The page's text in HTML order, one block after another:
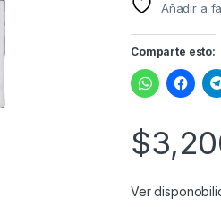
Añadir a
Comparte esto:
$
Ver